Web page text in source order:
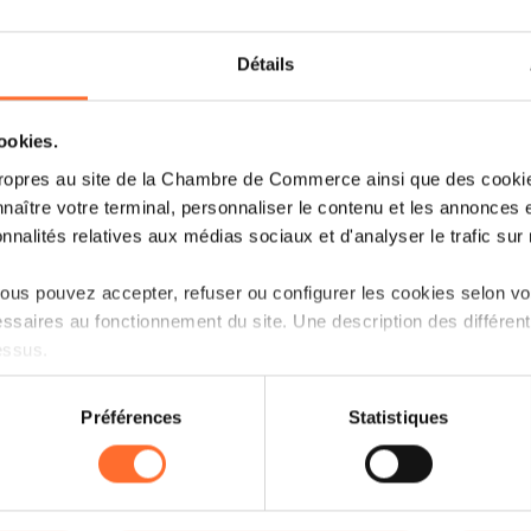
Détails
au site de la Chambre de Commerce ainsi que des
votre terminal, personnaliser le contenu et les annonces
relatives aux médias sociaux et d'analyser le trafic sur
pouvez accepter, refuser ou configurer les cookies selon
au fonctionnement du site. Une description des
sur le site et certaines fonctionnalités (ex : lecture de vidéos,
de lecture vidéo, personnalisation de l’affichage du
ou des cookies non nécessaires.
Préférences Statistiques
Luxembourg Diplomatic
Read more
Read more